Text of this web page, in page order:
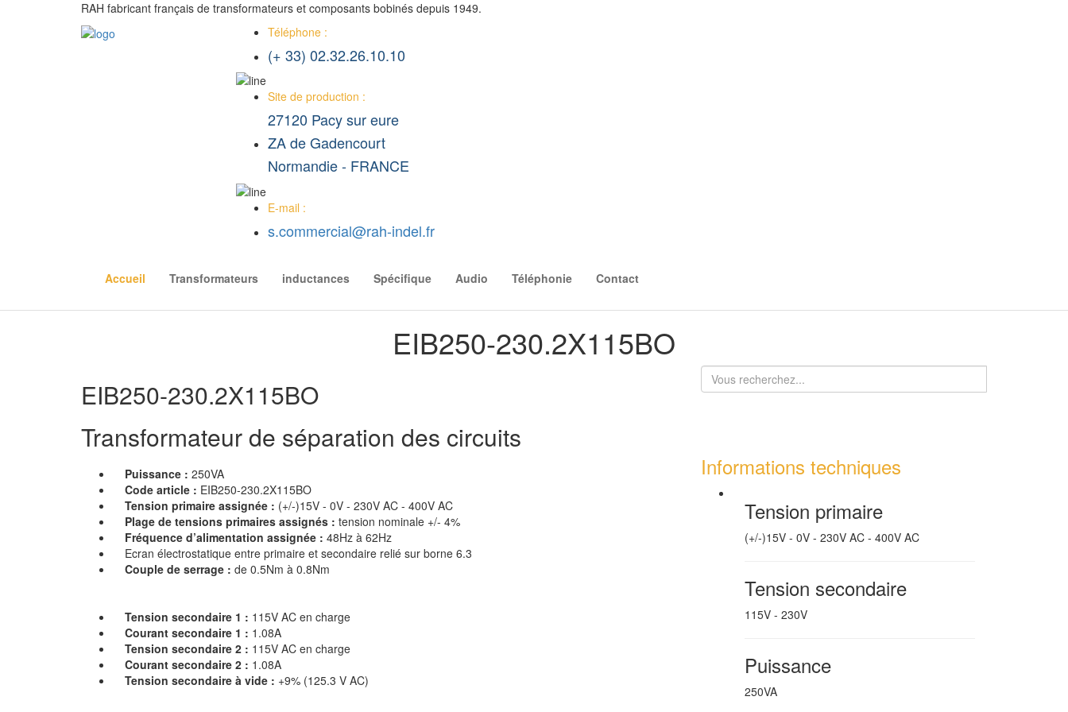
RAH fabricant français de transformateurs et composants bobinés depuis 1949.
Téléphone :
(+ 33) 02.32.26.10.10
Site de production :
27120 Pacy sur eure
ZA de Gadencourt
Normandie - FRANCE
E-mail :
s.commercial@rah-indel.fr
Accueil Transformateurs inductances Spécifique Audio Téléphonie Contact
EIB250-230.2X115BO
EIB250-230.2X115BO
Transformateur de séparation des circuits
Puissance : 250VA
Code article : EIB250-230.2X115BO
Tension primaire assignée : (+/-)15V - 0V - 230V AC - 400V AC
Plage de tensions primaires assignés : tension nominale +/- 4%
Fréquence d’alimentation assignée : 48Hz à 62Hz
Ecran électrostatique entre primaire et secondaire relié sur borne 6.3
Couple de serrage : de 0.5Nm à 0.8Nm
Tension secondaire 1 : 115V AC en charge
Courant secondaire 1 : 1.08A
Tension secondaire 2 : 115V AC en charge
Courant secondaire 2 : 1.08A
Tension secondaire à vide : +9% (125.3 V AC)
Informations techniques
Tension primaire
(+/-)15V - 0V - 230V AC - 400V AC
Tension secondaire
115V - 230V
Puissance
250VA